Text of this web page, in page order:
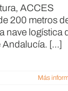
ACCES
200 metros
nave logística
[...]
Más